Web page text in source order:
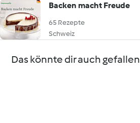
Backen macht Freude
65 Rezepte
Schweiz
Das könnte dir auch gefallen